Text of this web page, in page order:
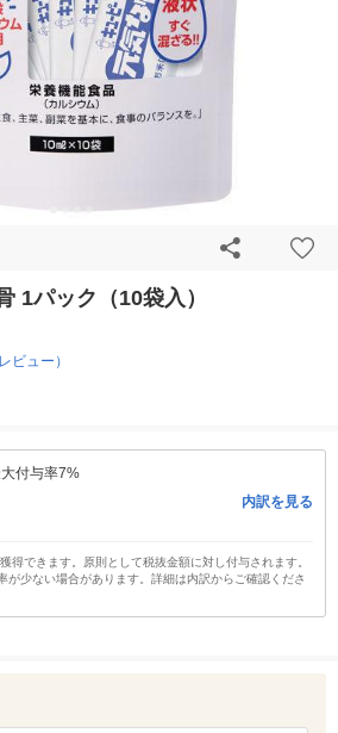
1パック（10袋入）
ビュー）
付与率7%
内訳を見る
得できます。原則として税抜金額に対し付与されます。
が少ない場合があります。詳細は内訳からご確認くださ